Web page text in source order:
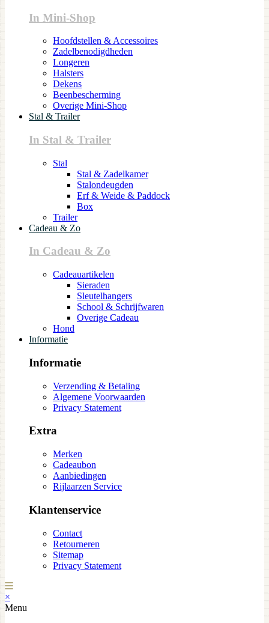
In Mini-Shop
Hoofdstellen & Accessoires
Zadelbenodigdheden
Longeren
Halsters
Dekens
Beenbescherming
Overige Mini-Shop
Stal & Trailer
In Stal & Trailer
Stal
Stal & Zadelkamer
Stalondeugden
Erf & Weide & Paddock
Box
Trailer
Cadeau & Zo
In Cadeau & Zo
Cadeauartikelen
Sieraden
Sleutelhangers
School & Schrijfwaren
Overige Cadeau
Hond
Informatie
Informatie
Verzending & Betaling
Algemene Voorwaarden
Privacy Statement
Extra
Merken
Cadeaubon
Aanbiedingen
Rijlaarzen Service
Klantenservice
Contact
Retourneren
Sitemap
Privacy Statement
×
Menu